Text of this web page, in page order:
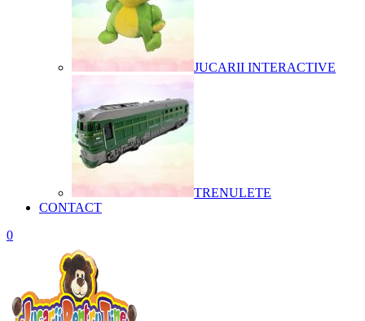
JUCARII INTERACTIVE
TRENULETE
CONTACT
0